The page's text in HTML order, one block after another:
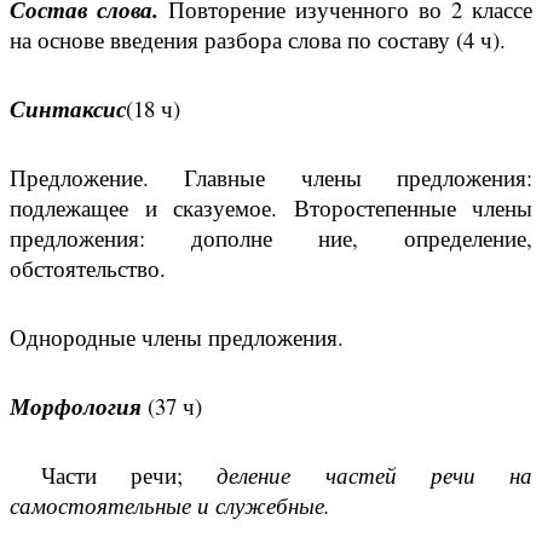
Состав слова. Повторение изученного во 2 классе
на основе введения разбора слова по составу (4 ч).
Синтаксис(18 ч)
Предложение. Главные члены предложения:
подлежащее и сказуемое. Второстепенные члены
предложения: дополне ние, определение,
обстоятельство.
Однородные члены предложения.
Морфология (37 ч)
Части речи;деление частей речи на
самостоятельные и служебные.